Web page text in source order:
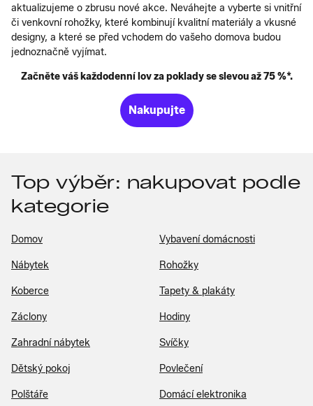
aktualizujeme o zbrusu nové akce. Neváhejte a vyberte si vnitřní
či venkovní rohožky, které kombinují kvalitní materiály a vkusné
designy, a které se před vchodem do vašeho domova budou
jednoznačně vyjímat.
Začněte váš každodenní lov za poklady se slevou až 75 %*.
Nakupujte
Top výběr: nakupovat podle
kategorie
Domov Vybavení domácnosti
Nábytek Rohožky
Koberce Tapety & plakáty
Záclony Hodiny
Zahradní nábytek Svíčky
Dětský pokoj Povlečení
Polštáře Domácí elektronika